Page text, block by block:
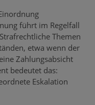
führt im Regelfall
Themen
etwa wenn der
Zahlungsabsicht
bedeutet das:
Eskalation